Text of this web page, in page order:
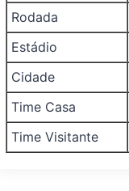
Rodada
Estádio
Cidade
Time Casa
Time Visitante